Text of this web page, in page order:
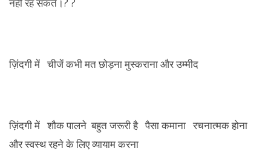
ज़िंदगी में चीजें कभी मत छोड़ना मुस्कराना और उम्मीद
ज़िंदगी में शौक पालने बहुत जरूरी है पैसा कमाना रचनात्मक होना
और स्वस्थ रहने के लिए व्यायाम करना